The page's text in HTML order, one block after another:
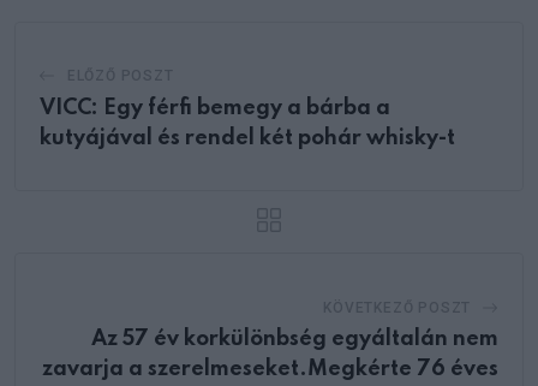
VICC: Egy férfi bemegy a bárba a
kutyájával és rendel két pohár whisky-t
Az 57 év korkülönbség egyáltalán nem
zavarja a szerelmeseket.Megkérte 76 éves